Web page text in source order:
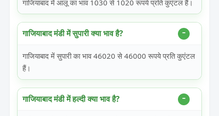
गाजियाबाद में आलू का भाव 1030 से 1020 रूपये प्रति कुएंटल हैं।
गाजियाबाद मंडी में सुपारी क्या भाव है?
गाजियाबाद में सुपारी का भाव 46020 से 46000 रूपये प्रति कुएंटल
हैं।
गाजियाबाद मंडी में हल्दी क्या भाव है?